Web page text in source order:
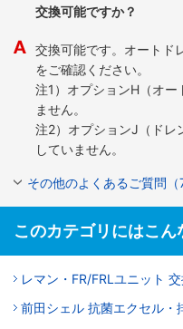
交換可能ですか？
交換可能です。オートド
をご確認ください。
注1）オプションH（オー
ません。
注2）オプションJ（ドレ
していません。
その他のよくあるご質問
このカテゴリにはこん
レマン・FR/FRLユニット
前田シェル 抗菌エクセル・